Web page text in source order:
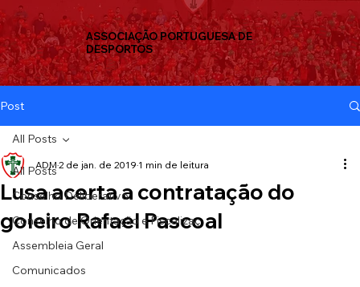
ASSOCIAÇÃO PORTUGUESA DE
DESPORTOS
Post
All Posts
Conselho Deliberativo
Conselho de Orientação e Fiscalizaç
Assembleia Geral
Comunicados
All Posts
Lusa acerta a contratação do
goleiro Rafael Pascoal
ADM 2 de jan. de 2019 1 min de leitura